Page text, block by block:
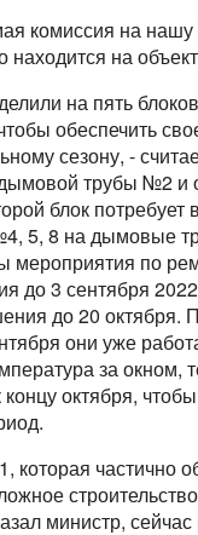
комиссия на
на
на пять
обеспечить
сезону, -
трубы №2
блок потребует
5, 8 на дымовые
мероприятия по
до 3 сентября
до 20 октября.
они уже
за окном,
октября,
частично
министр,